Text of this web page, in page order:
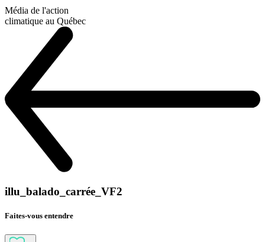
Média de l'action
climatique au Québec
illu_balado_carrée_VF2
Faites-vous entendre